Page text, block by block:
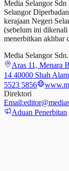
Media Selangor
Selangor
kerajaan Negeri
(sebelum ini
menerbitkan akhbar
Media Selangor
Aras 11, Menara
14 40000 Shah
5523 5856
Direktori
Email:
Aduan Penerbitan